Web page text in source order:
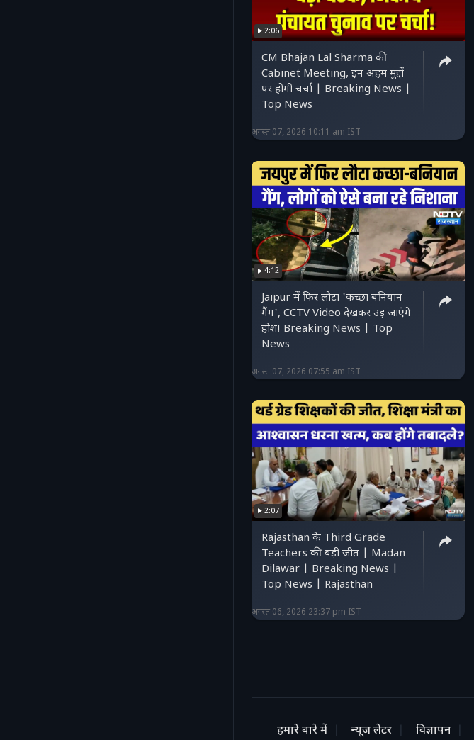
2:06
CM Bhajan Lal Sharma की
Cabinet Meeting, इन अहम मुद्दों
पर होगी चर्चा | Breaking News |
Top News
अगस्त 07, 2026 10:11 am IST
4:12
Jaipur में फिर लौटा 'कच्छा बनियान
गैंग', CCTV Video देखकर उड़ जाएंगे
होश! Breaking News | Top
News
अगस्त 07, 2026 07:55 am IST
2:07
Rajasthan के Third Grade
Teachers की बड़ी जीत | Madan
Dilawar | Breaking News |
Top News | Rajasthan
अगस्त 06, 2026 23:37 pm IST
हमारे बारे में न्यूज लेटर विज्ञापन